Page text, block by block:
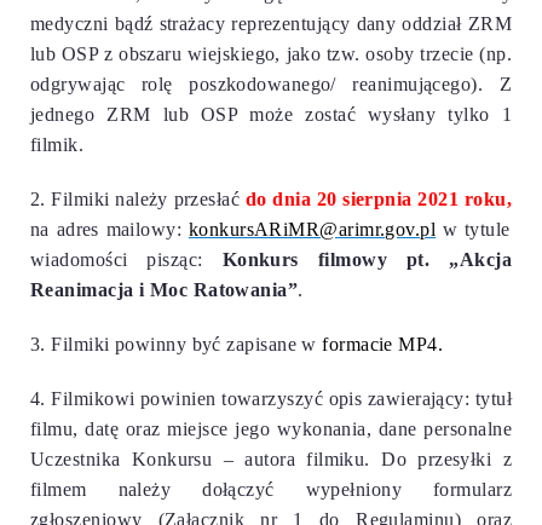
medyczni bądź strażacy reprezentujący dany oddział ZRM
lub OSP z obszaru wiejskiego, jako tzw. osoby trzecie (np.
odgrywając rolę poszkodowanego/ reanimującego). Z
jednego ZRM lub OSP może zostać wysłany tylko 1
filmik.
2. Filmiki należy przesłać do dnia 20 sierpnia 2021 roku,
na adres mailowy: konkursARiMR@arimr.gov.pl w tytule
wiadomości pisząc: Konkurs filmowy pt. „Akcja
Reanimacja i Moc Ratowania”.
3. Filmiki powinny byćzapisane wformacie MP4.
4. Filmikowi powinien towarzyszyć opis zawierający: tytuł
filmu, datę oraz miejsce jego wykonania, dane personalne
Uczestnika Konkursu – autora filmiku. Do przesyłki z
filmem należy dołączyć wypełniony formularz
zgłoszeniowy (Załącznik nr 1 do Regulaminu) oraz